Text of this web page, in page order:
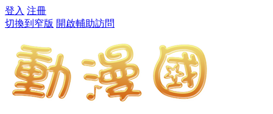
登入 注冊
切換到窄版 開啟輔助訪問